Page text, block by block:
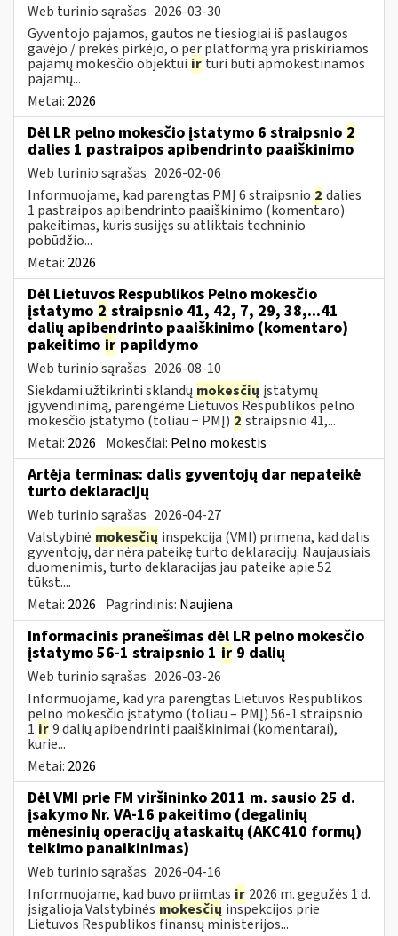
Web turinio sąrašas 2026-03-30
Gyventojo pajamos, gautos ne tiesiogiai iš paslaugos
gavėjo / prekės pirkėjo, o per platformą yra priskiriamos
pajamų mokesčio objektui ir turi būti apmokestinamos
pajamų...
Metai: 2026
Dėl LR pelno mokesčio įstatymo 6 straipsnio 2
dalies 1 pastraipos apibendrinto paaiškinimo
Web turinio sąrašas 2026-02-06
Informuojame, kad parengtas PMĮ 6 straipsnio 2 dalies
1 pastraipos apibendrinto paaiškinimo (komentaro)
pakeitimas, kuris susijęs su atliktais techninio
pobūdžio...
Metai: 2026
Dėl Lietuvos Respublikos Pelno mokesčio
įstatymo 2 straipsnio 41, 42, 7, 29, 38,...41
dalių apibendrinto paaiškinimo (komentaro)
pakeitimo ir papildymo
Web turinio sąrašas 2026-08-10
Siekdami užtikrinti sklandų mokesčių įstatymų
įgyvendinimą, parengėme Lietuvos Respublikos pelno
mokesčio įstatymo (toliau − PMĮ) 2 straipsnio 41,...
Metai: 2026 Mokesčiai: Pelno mokestis
Artėja terminas: dalis gyventojų dar nepateikė
turto deklaracijų
Web turinio sąrašas 2026-04-27
Valstybinė mokesčių inspekcija (VMI) primena, kad dalis
gyventojų, dar nėra pateikę turto deklaracijų. Naujausiais
duomenimis, turto deklaracijas jau pateikė apie 52
tūkst....
Metai: 2026 Pagrindinis: Naujiena
Informacinis pranešimas dėl LR pelno mokesčio
įstatymo 56-1 straipsnio 1 ir 9 dalių
Web turinio sąrašas 2026-03-26
Informuojame, kad yra parengtas Lietuvos Respublikos
pelno mokesčio įstatymo (toliau – PMĮ) 56-1 straipsnio
1 ir9 dalių apibendrinti paaiškinimai (komentarai),
kurie...
Metai: 2026
Dėl VMI prie FM viršininko 2011 m. sausio 25 d.
įsakymo Nr. VA-16 pakeitimo (degalinių
mėnesinių operacijų ataskaitų (AKC410 formų)
teikimo panaikinimas)
Web turinio sąrašas 2026-04-16
Informuojame, kad buvo priimtas ir 2026 m. gegužės 1 d.
įsigalioja Valstybinės mokesčių inspekcijos prie
Lietuvos Respublikos finansų ministerijos...